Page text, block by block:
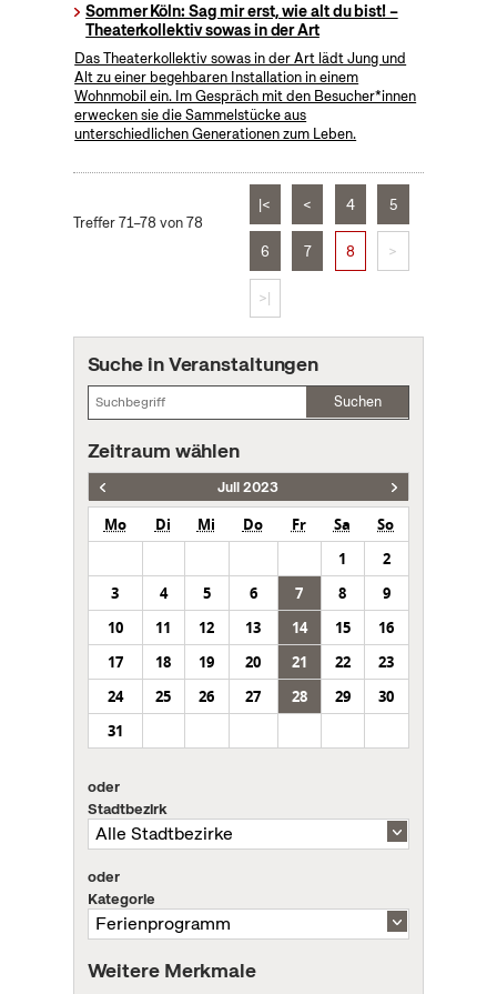
Sommer Köln: Sag mir erst, wie alt du bist! –
Theaterkollektiv sowas in der Art
Das Theaterkollektiv sowas in der Art lädt Jung und
Alt zu einer begehbaren Installation in einem
Wohnmobil ein. Im Gespräch mit den Besucher*innen
erwecken sie die Sammelstücke aus
unterschiedlichen Generationen zum Leben.
Treffer 71–78 von 78
|< < 4 5
6 7 8 >
>|
Suche in Veranstaltungen
Suchen
Zeitraum wählen
Juli 2023
Mo Di Mi Do Fr Sa
So
1
2
3
4 5 6 7 8
9
10
11 12 13 14 15
16
17
18 19 20 21 22
23
24
25 26 27 28 29
30
31
oder
Stadtbezirk
oder
Kategorie
Weitere Merkmale